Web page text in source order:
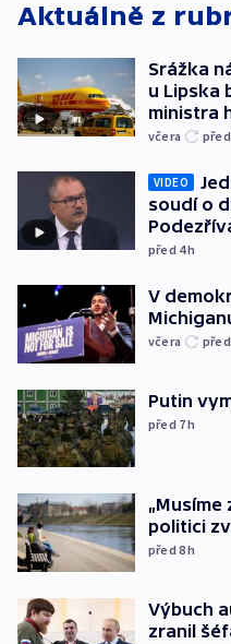
Aktuálně z
Srážka
u Lipska
ministra
včera
VIDEO
soudí o
před 4h
V
včera
Putin
před 7h
politici
před 8h
Výbuch
zranil